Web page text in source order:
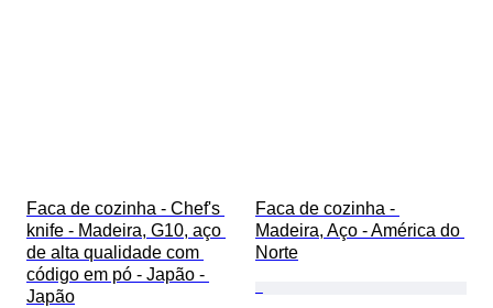
Faca de cozinha - Chef's
knife - Madeira, G10, aço
de alta qualidade com
código em pó - Japão -
Japão
Faca de cozinha -
Madeira, Aço - América do
Norte